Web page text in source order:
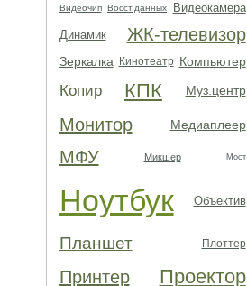
Видеочип Восст.данных
Видеокамера
Динамик
ЖК-телевизор
Зеркалка Кинотеатр Компьютер
Копир КПК Муз.центр
Монитор Медиаплеер
МФУ Микшер Мост
Ноутбук Объектив
Планшет Плоттер
Принтер Проектор